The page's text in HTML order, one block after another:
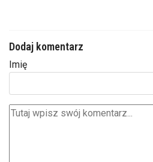
Dodaj komentarz
Imię